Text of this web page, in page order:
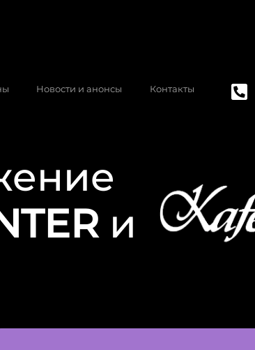
Новости и анонсы Контакты
и